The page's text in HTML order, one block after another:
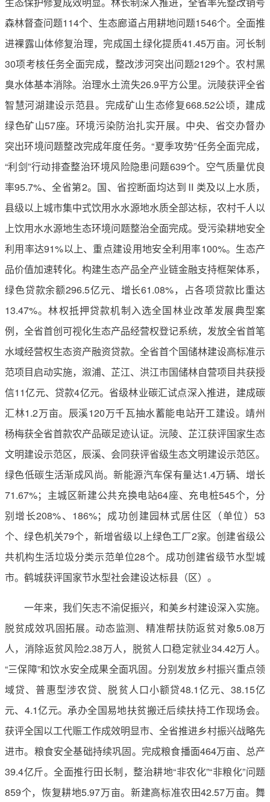
森林督查问题114个、生态廊道占用耕地问题1546个。全面推
进裸露山体修复治理，完成国土绿化提质41.45万亩。河长制
30项考核任务全面完成，整改涉河突出问题2129个。农村黑
臭水体基本消除。治理水土流失26.9平方公里。沅陵获评全省
智慧河湖建设示范县。完成矿山生态修复668.52公顷，建成
绿色矿山57座。环境污染防治扎实开展。中央、省交办督办
突出环境问题整改完成年度任务。“夏季攻势”任务全面完成，
“利剑”行动排查整治环境风险隐患问题639个。空气质量优良
率95.7%、全省第2。国、省控断面均达到Ⅱ类及以上水质，
县级以上城市集中式饮用水水源地水质全部达标，农村千人以
上饮用水水源地生态环境问题整治全面完成。受污染耕地安全
利用率达91%以上、重点建设用地安全利用率100%。生态产
品价值加速转化。构建生态产品全产业链金融支持框架体系，
绿色贷款余额296.5亿元、增长61.08%，占各项贷款比重达
13.47%。林权抵押贷款机制入选全国林业改革发展典型案
例，全省首创可视化生态产品经营权登记系统，发放全省首笔
水域经营权生态资产融资贷款。全省首个国储林建设高标准示
范项目启动实施，溆浦、芷江、洪江市国储林自营项目共获授
信11亿元、贷款4亿元。省级林业碳汇试点深入推进，建成碳
汇林1.2万亩。辰溪120万千瓦抽水蓄能电站开工建设。靖州
杨梅获全省首款农产品碳足迹认证。沅陵、芷江获评国家生态
文明建设示范区，辰溪、会同获评省级生态文明建设示范区。
绿色低碳生活渐成风尚。新能源汽车保有量达1.4万辆、增长
71.67%；主城区新建公共充换电站64座、充电桩545个，分
别增长208%、186%；成功创建园林式居住区（单位）53
个、绿色机关79个，新增省级以上绿色工厂2家。创建省级公
共机构生活垃圾分类示范单位28个。成功创建省级节水型城
市。鹤城获评国家节水型社会建设达标县（区）。
一年来，我们矢志不渝促振兴，和美乡村建设深入实施。
脱贫成效巩固拓展。动态监测、精准帮扶防返贫对象5.08万
人，消除返贫风险2.38万人，脱贫人口稳定就业34.42万人。
“三保障”和饮水安全成果全面巩固。分别发放乡村振兴重点领
域贷、普惠型涉农贷、脱贫人口小额贷48.1亿元、38.15亿
元、4.1亿元。承办全国易地扶贫搬迁后续扶持工作现场会。
获评全国以工代赈工作成效明显市、全省推进乡村振兴战略先
进市。粮食安全基础持续巩固。完成粮食播面464万亩、总产
39.4亿斤。全面推行田长制，整治耕地“非农化”“非粮化”问题
859个，恢复耕地5.97万亩。新建高标准农田42.57万亩。舞